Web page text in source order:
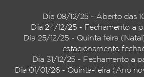
Dia 08/12/25 - Aberto das
Dia 24/12/25 - Fechamento a
Dia 25/12/25 - Quinta feira
estacionamento
Dia 31/12/25 - Fechamento a
Dia 01/01/26 - Quinta-feira (Ano